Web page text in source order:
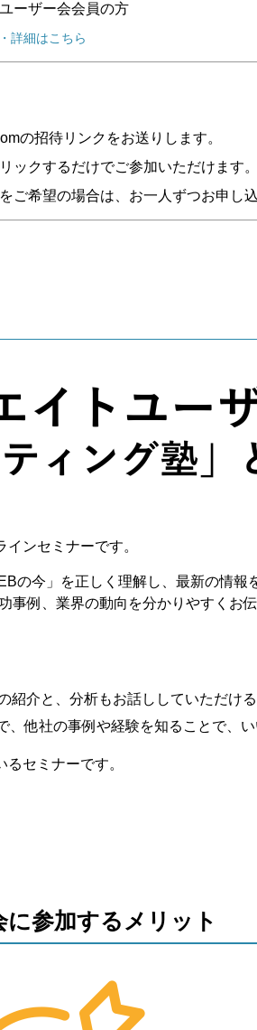
ーザー会会員の方
詳細はこちら
の招待リンクをお送りします。
ックするだけでご参加いただけます。
ご希望の場合は、お一人ずつお申し込
ンセミナーです。
の今」を正しく理解し、最新の情報
例、業界の動向を分かりやすくお伝
介と、分析もお話ししていただけ
他社の事例や経験を知ることで、い
セミナーです。
に参加するメリット